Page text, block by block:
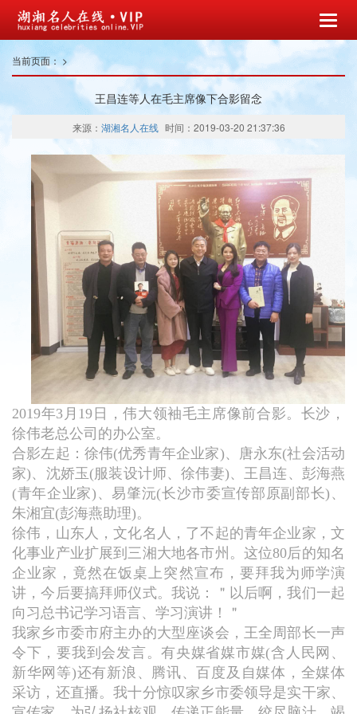
当前页面： >
王昌连等人在毛主席像下合影留念
来源： 湖湘名人在线 时间：2019-03-20 21:37:36
2019年3月19日，伟大领袖毛主席像前合影。长沙，
徐伟老总公司的办公室。
合影左起：徐伟(优秀青年企业家)、唐永东(社会活动
家)、沈娇玉(服装设计师、徐伟妻)、王昌连、彭海燕
(青年企业家)、易肇沅(长沙市委宣传部原副部长)、
朱湘宜(彭海燕助理)。
徐伟，山东人，文化名人，了不起的青年企业家，文
化事业产业扩展到三湘大地各市州。这位80后的知名
企业家，竟然在饭桌上突然宣布，要拜我为师学演
讲，今后要搞拜师仪式。我说：＂以后啊，我们一起
向习总书记学习语言、学习演讲！＂
我家乡市委市府主办的大型座谈会，王全周部长一声
令下，要我到会发言。有央媒省媒市媒(含人民网、
新华网等)还有新浪、腾讯、百度及自媒体，全媒体
采访，还直播。我十分惊叹家乡市委领导是实干家、